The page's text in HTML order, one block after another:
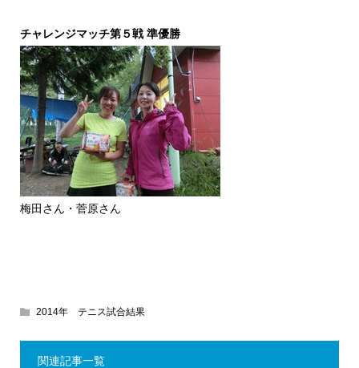
チャレンジマッチ第５戦 準優勝
梅田さん・菅原さん
2014年 テニス試合結果
関連記事一覧